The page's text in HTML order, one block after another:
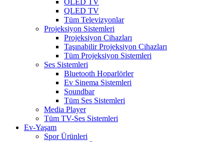
OLED TV
QLED TV
Tüm Televizyonlar
Projeksiyon Sistemleri
Projeksiyon Cihazları
Taşınabilir Projeksiyon Cihazları
Tüm Projeksiyon Sistemleri
Ses Sistemleri
Bluetooth Hoparlörler
Ev Sinema Sistemleri
Soundbar
Tüm Ses Sistemleri
Media Player
Tüm TV-Ses Sistemleri
Ev-Yaşam
Spor Ürünleri